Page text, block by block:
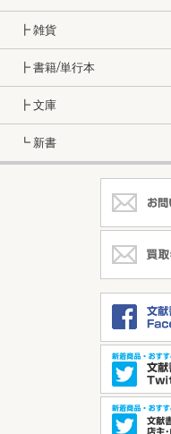
┣ 雑貨
┣ 書籍/単行本
┣ 文庫
┗ 新書